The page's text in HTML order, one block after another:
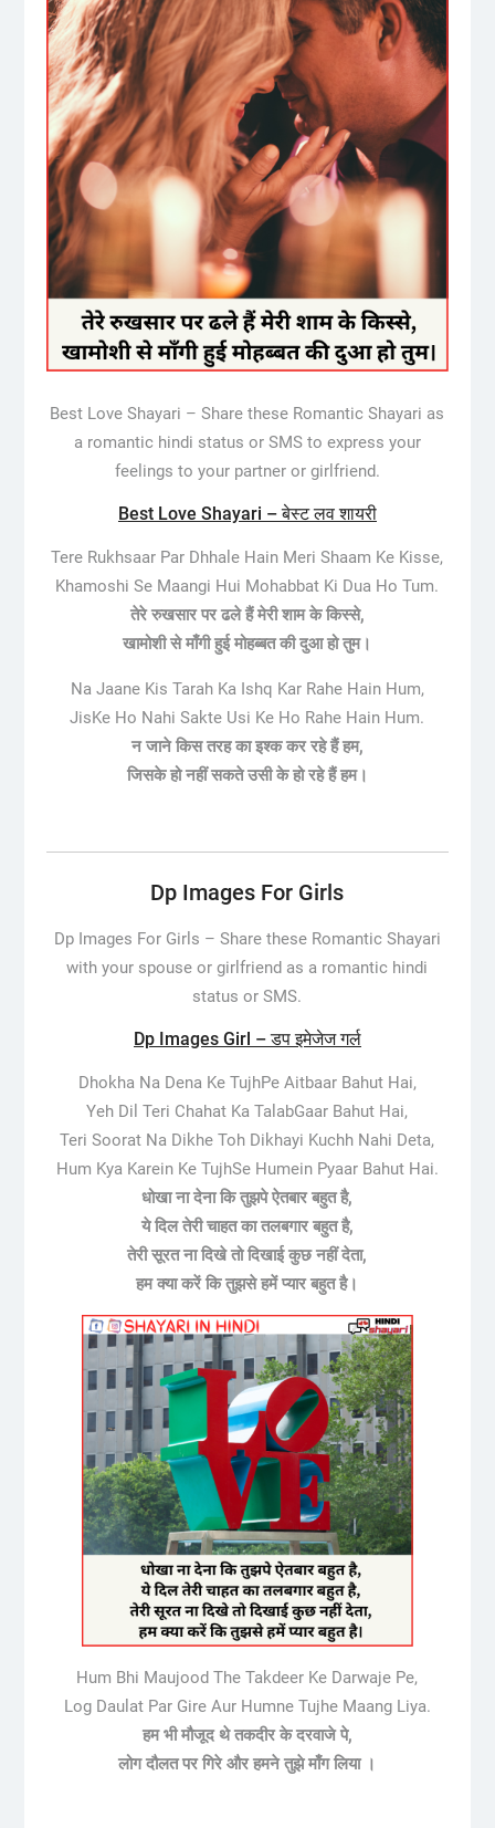
Best Love Shayari – Share these Romantic Shayari as
a romantic hindi status or SMS to express your
feelings to your partner or girlfriend.
Best Love Shayari – बेस्ट लव शायरी
Tere Rukhsaar Par Dhhale Hain Meri Shaam Ke Kisse,
Khamoshi Se Maangi Hui Mohabbat Ki Dua Ho Tum.
तेरे रुखसार पर ढले हैं मेरी शाम के किस्से,
खामोशी से माँगी हुई मोहब्बत की दुआ हो तुम।
Na Jaane Kis Tarah Ka Ishq Kar Rahe Hain Hum,
JisKe Ho Nahi Sakte Usi Ke Ho Rahe Hain Hum.
न जाने किस तरह का इश्क कर रहे हैं हम,
जिसके हो नहीं सकते उसी के हो रहे हैं हम।
Dp Images For Girls
Dp Images For Girls – Share these Romantic Shayari
with your spouse or girlfriend as a romantic hindi
status or SMS.
Dp Images Girl – डप इमेजेज गर्ल
Dhokha Na Dena Ke TujhPe Aitbaar Bahut Hai,
Yeh Dil Teri Chahat Ka TalabGaar Bahut Hai,
Teri Soorat Na Dikhe Toh Dikhayi Kuchh Nahi Deta,
Hum Kya Karein Ke TujhSe Humein Pyaar Bahut Hai.
धोखा ना देना कि तुझपे ऐतबार बहुत है,
ये दिल तेरी चाहत का तलबगार बहुत है,
तेरी सूरत ना दिखे तो दिखाई कुछ नहीं देता,
हम क्या करें कि तुझसे हमें प्यार बहुत है।
Hum Bhi Maujood The Takdeer Ke Darwaje Pe,
Log Daulat Par Gire Aur Humne Tujhe Maang Liya.
हम भी मौजूद थे तकदीर के दरवाजे पे,
लोग दौलत पर गिरे और हमने तुझे माँग लिया ।